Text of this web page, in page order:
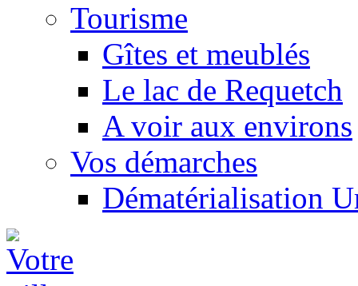
Tourisme
Gîtes et meublés
Le lac de Requetch
A voir aux environs
Vos démarches
Dématérialisation